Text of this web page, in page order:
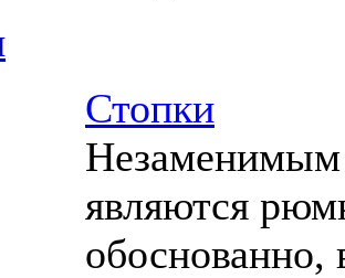
Стопки
Незаменимым
являются
обоснованно,